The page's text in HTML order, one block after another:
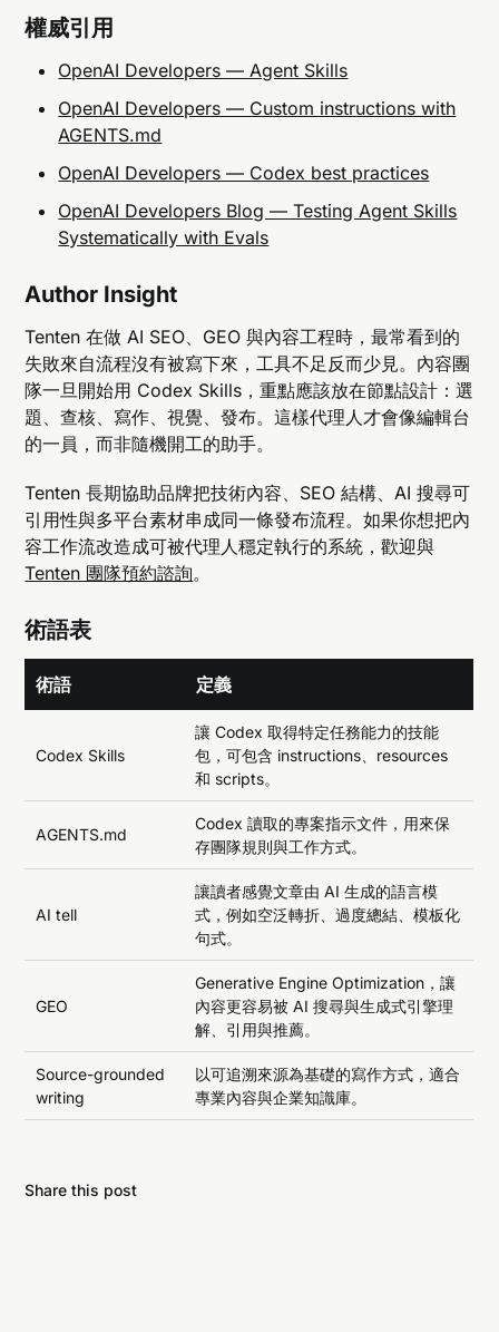
權威引用
OpenAI Developers — Agent Skills
OpenAI Developers — Custom instructions with
AGENTS.md
OpenAI Developers — Codex best practices
OpenAI Developers Blog — Testing Agent Skills
Systematically with Evals
Author Insight
Tenten 在做 AI SEO、GEO 與內容工程時，最常看到的
失敗來自流程沒有被寫下來，工具不足反而少見。內容團
隊一旦開始用 Codex Skills，重點應該放在節點設計：選
題、查核、寫作、視覺、發布。這樣代理人才會像編輯台
的一員，而非隨機開工的助手。
Tenten 長期協助品牌把技術內容、SEO 結構、AI 搜尋可
引用性與多平台素材串成同一條發布流程。如果你想把內
容工作流改造成可被代理人穩定執行的系統，歡迎與
Tenten 團隊預約諮詢。
術語表
術語 定義
Codex Skills
讓 Codex 取得特定任務能力的技能
包，可包含 instructions、resources
和 scripts。
AGENTS.md
Codex 讀取的專案指示文件，用來保
存團隊規則與工作方式。
AI tell
讓讀者感覺文章由 AI 生成的語言模
式，例如空泛轉折、過度總結、模板化
句式。
GEO
Generative Engine Optimization，讓
內容更容易被 AI 搜尋與生成式引擎理
解、引用與推薦。
Source-grounded
writing
以可追溯來源為基礎的寫作方式，適合
專業內容與企業知識庫。
Share this post